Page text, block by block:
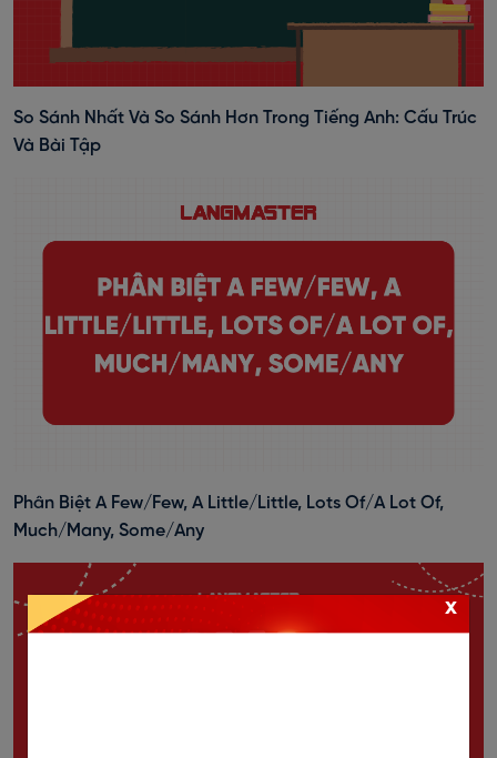
So Sánh Nhất Và So Sánh Hơn Trong Tiếng Anh: Cấu Trúc
Và Bài Tập
Phân Biệt A Few/Few, A Little/Little, Lots Of/A Lot Of,
Much/Many, Some/Any
x